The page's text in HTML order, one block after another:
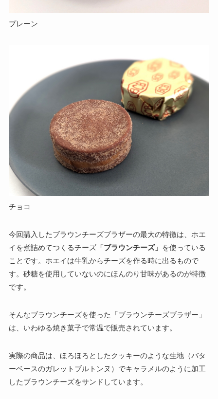
プレーン
チョコ
今回購入したブラウンチーズブラザーの最大の特徴は、ホエ
イを煮詰めてつくるチーズ「ブラウンチーズ」 を使っている
ことです。ホエイは牛乳からチーズを作る時に出るもので
す。砂糖を使用していないのにほんのり甘味があるのが特徴
です。
そんなブラウンチーズを使った「ブラウンチーズブラザー」
は、いわゆる焼き菓子で常温で販売されています。
実際の商品は、ほろほろとしたクッキーのような生地（バタ
ーベースのガレットブルトンヌ）でキャラメルのように加工
したブラウンチーズをサンドしています。